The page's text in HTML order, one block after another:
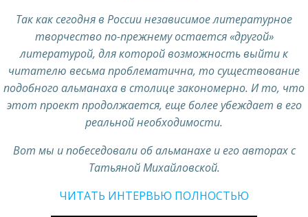
Так как сегодня в России независимое литературное
творчество по-прежнему остается «другой»
литературой, для которой возможность выйти к
читателю весьма проблематична, то существование
подобного альманаха в столице закономерно. И то, что
этот проект продолжается, еще более убеждает в его
реальной необходимости.
Вот мы и побеседовали об альманахе и его авторах с
Татьяной Михайловской.
ЧИТАТЬ ИНТЕРВЬЮ ПОЛНОСТЬЮ